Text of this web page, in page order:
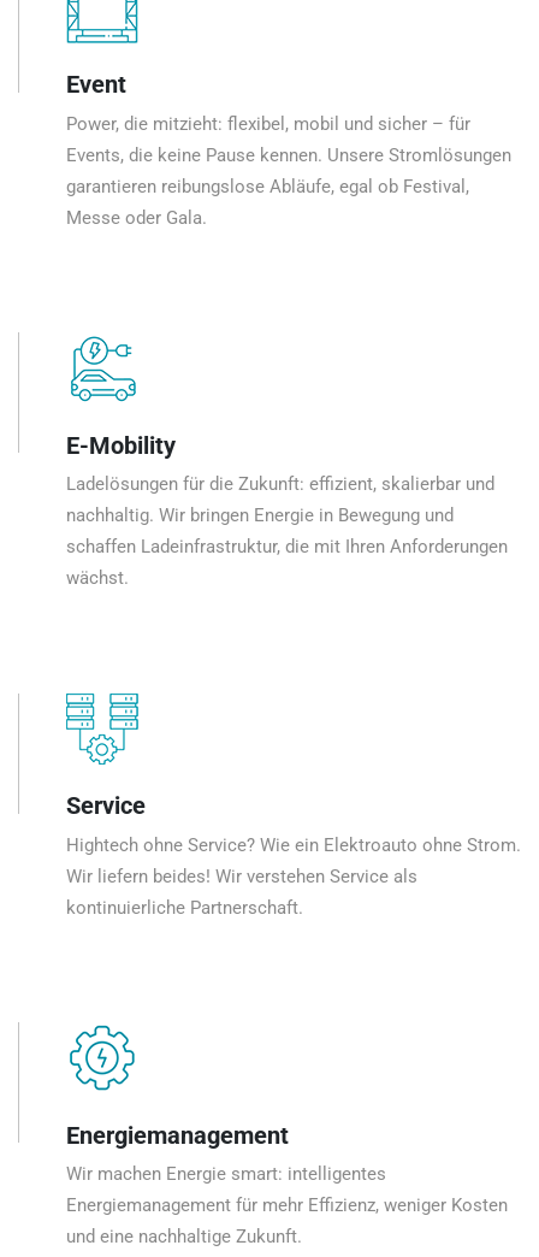
Event
Power, die mitzieht: flexibel, mobil und sicher – für
Events, die keine Pause kennen. Unsere Stromlösungen
garantieren reibungslose Abläufe, egal ob Festival,
Messe oder Gala.
E-Mobility
Ladelösungen für die Zukunft: effizient, skalierbar und
nachhaltig. Wir bringen Energie in Bewegung und
schaffen Ladeinfrastruktur, die mit Ihren Anforderungen
wächst.
Service
Hightech ohne Service? Wie ein Elektroauto ohne Strom.
Wir liefern beides! Wir verstehen Service als
kontinuierliche Partnerschaft.
Energiemanagement
Wir machen Energie smart: intelligentes
Energiemanagement für mehr Effizienz, weniger Kosten
und eine nachhaltige Zukunft.